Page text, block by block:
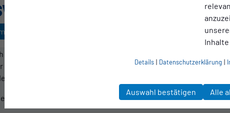
Details | Datenschutzerklärung |
Auswahl bestätigen Alle
Velbert 02 - SV Glehn
Fotoalbum
dem Seitenwechsel blieben die Gastgeberinnen
die Vorentscheidung und den umjubelten 3:1-Endstand. In der
nichts mehr anbrennen.
Auftakt verschafft sich die SSVg direkt